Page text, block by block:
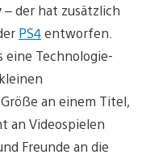
– der hat zusätzlich
PS4entworfen.
eine Technologie-
an einem Titel,
an Videospielen
Freunde an die